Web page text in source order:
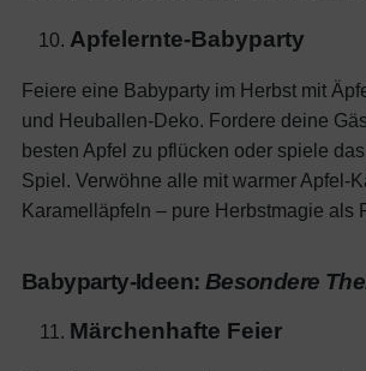
Apfelernte-Babyparty
Feiere eine Babyparty im Herbst mit
und Heuballen-Deko. Fordere deine
besten Apfel zu pflücken oder spiele
Spiel. Verwöhne alle mit warmer Apfel-
Karamelläpfeln – pure Herbstmagie als
Babyparty-Ideen: Besondere
Märchenhafte Feier